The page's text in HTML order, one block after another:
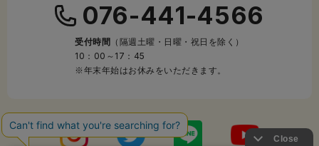
076-441-4566
受付時間
（隔週土曜・日曜・祝日を除く）
10：00～17：45
※年末年始はお休みをいただきます。